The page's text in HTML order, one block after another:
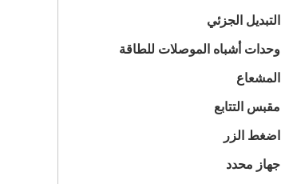
التبديل الجزئي
وحدات أشباه الموصلات للطاقة
المشعاع
مقبس التتابع
اضغط الزر
جهاز محدد